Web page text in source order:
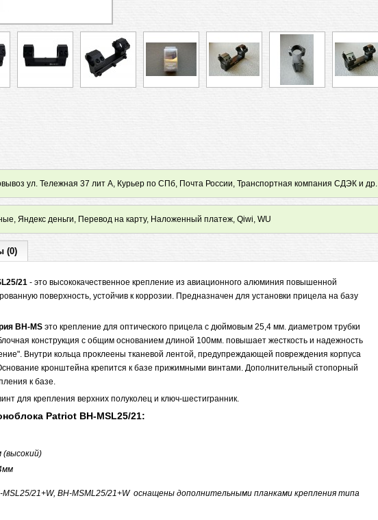
ул. Тележная 37 лит А, Курьер по СПб, Почта России, Транспортная компания СДЭК и др.
Яндекс деньги, Перевод на карту, Наложенный платеж, Qiwi, WU
(0)
21 - это высококачественное крепление из авиационного алюминия повышенной
поверхность, устойчив к коррозии. Предназначен для установки прицела на базу
BH-MS это крепление для оптического прицела с дюймовым 25,4 мм. диаметром трубки
конструкция с общим основанием длиной 100мм. повышает жесткость и надежность
Внутри кольца проклеены тканевой лентой, предупреждающей повреждения корпуса
кронштейна крепится к базе прижимными винтами. Дополнительный стопорный
к базе.
для крепления верхних полуколец и ключ-шестигранник.
Patriot BH-MSL25/21:
MSL25/21+W, BH-MSML25/21+W оснащены дополнительными планками крепления типа